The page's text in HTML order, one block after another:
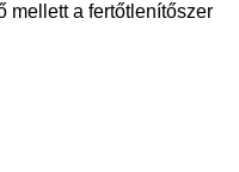
mellett a fertőtlenítőszer